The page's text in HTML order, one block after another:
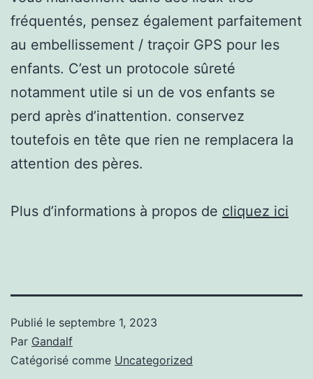
fréquentés, pensez également parfaitement
au embellissement / traçoir GPS pour les
enfants. C’est un protocole sûreté
notamment utile si un de vos enfants se
perd après d’inattention. conservez
toutefois en tête que rien ne remplacera la
attention des pères.
Plus d’informations à propos de cliquez ici
Publié le septembre 1, 2023
Par Gandalf
Catégorisé comme Uncategorized